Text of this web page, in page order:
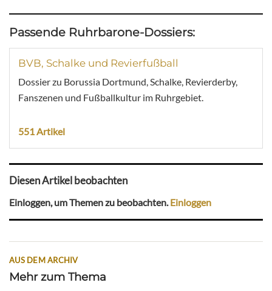
Passende Ruhrbarone-Dossiers:
BVB, Schalke und Revierfußball
Dossier zu Borussia Dortmund, Schalke, Revierderby,
Fanszenen und Fußballkultur im Ruhrgebiet.
551 Artikel
Diesen Artikel beobachten
Einloggen, um Themen zu beobachten.Einloggen
AUS DEM ARCHIV
Mehr zum Thema